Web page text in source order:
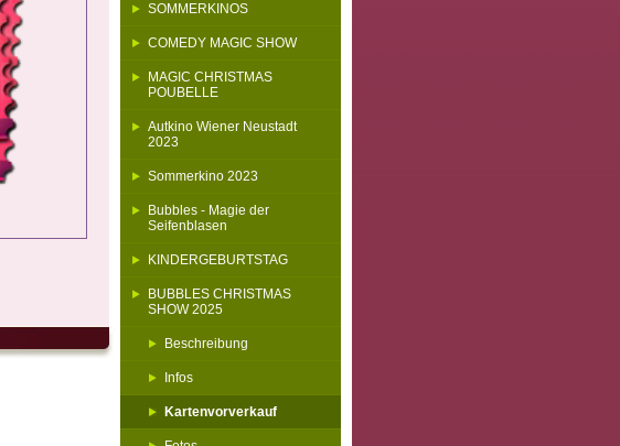
SOMMERKINOS
COMEDY MAGIC SHOW
MAGIC CHRISTMAS
POUBELLE
Autkino Wiener Neustadt
2023
Sommerkino 2023
Bubbles - Magie der
Seifenblasen
KINDERGEBURTSTAG
BUBBLES CHRISTMAS
SHOW 2025
Beschreibung
Infos
Kartenvorverkauf